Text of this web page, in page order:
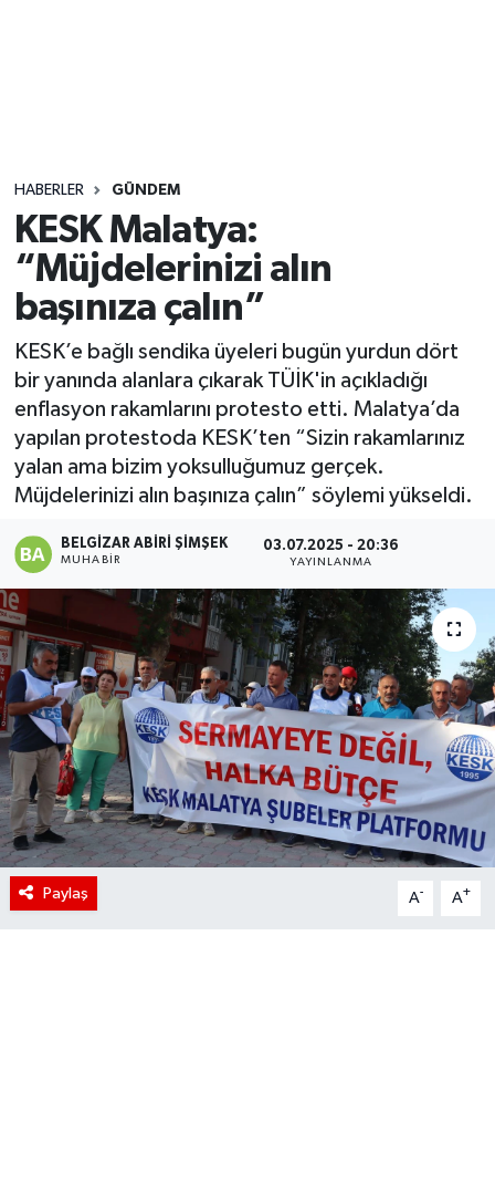
HABERLER GÜNDEM
KESK Malatya:
“Müjdelerinizi alın
başınıza çalın”
KESK’e bağlı sendika üyeleri bugün yurdun dört
bir yanında alanlara çıkarak TÜİK'in açıkladığı
enflasyon rakamlarını protesto etti. Malatya’da
yapılan protestoda KESK’ten “Sizin rakamlarınız
yalan ama bizim yoksulluğumuz gerçek.
Müjdelerinizi alın başınıza çalın” söylemi yükseldi.
BELGIZAR ABIRI ŞIMŞEK
MUHABIR
03.07.2025 - 20:36
YAYINLANMA
Paylaş A- A+
Yaşam